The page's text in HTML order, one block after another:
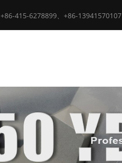
+86-415-6278899、+86-13941570107